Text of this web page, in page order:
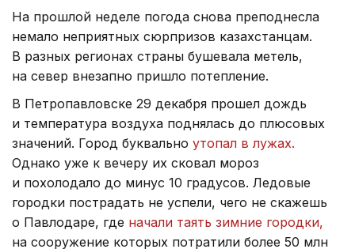
На прошлой неделе погода снова преподнесла
немало неприятных сюрпризов казахстанцам.
В разных регионах страны бушевала метель,
на север внезапно пришло потепление.
В Петропавловске 29 декабря прошел дождь
и температура воздуха поднялась до плюсовых
значений. Город буквально утопал в лужах.
Однако уже к вечеру их сковал мороз
и похолодало до минус 10 градусов. Ледовые
городки пострадать не успели, чего не скажешь
о Павлодаре, где начали таять зимние городки,
на сооружение которых потратили более 50 млн